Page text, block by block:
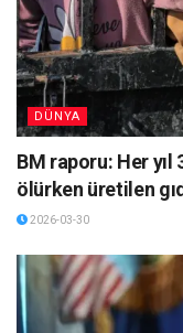
DÜNYA
BM raporu: Her
ölürken üretilen
2026-03-30